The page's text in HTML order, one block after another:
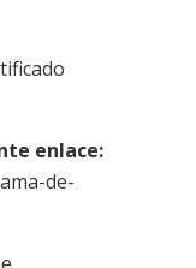
enlace:
de-